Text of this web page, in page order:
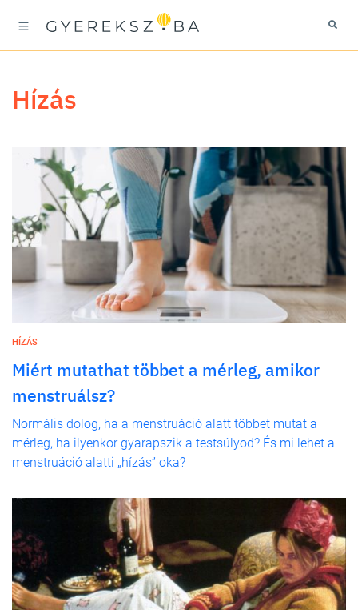
hízás
HÍZÁS
Miért mutathat többet a mérleg, amikor
menstruálsz?
Normális dolog, ha a menstruáció alatt többet mutat a
mérleg, ha ilyenkor gyarapszik a testsúlyod? És mi lehet a
menstruáció alatti „hízás” oka?